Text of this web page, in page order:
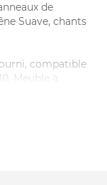
de
Suave, chants
compatible
Meuble à